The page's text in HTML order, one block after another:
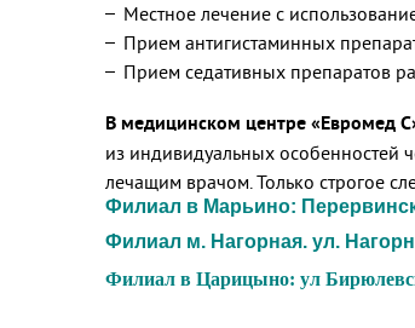
Местное лечение с
Прием антигистаминных
Прием седативных препаратов
В медицинском центре «Евромед
из индивидуальных особенностей
лечащим врачом. Только строгое
Филиал в Марьино:
Филиал м. Нагорная. ул.
Филиал в Царицыно: ул